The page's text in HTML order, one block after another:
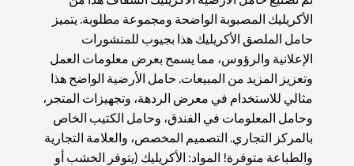
الأكريليك المصبوبة الواضحة ومجموعة مطلوبة. يتميز
حامل الملصق الأكريليك هذا بجيوب للمنشورات
الإعلانية والرؤوس، مما يسمح بعرض معلومات العمل
وتعزيز المزيد من المبيعات. حامل الأرضية الواضح هذا
مثالي للاستخدام في معرض الردهة، وتجهيزات المتجر،
وحامل المعلومات في الفندق، وحامل الكتيب الخاص
بالمركز التجاري. التصميم المخصص، والعلامة التجارية
والطباعة متوفرة! المواد: الأكريليك (يتوفر الخشب أو